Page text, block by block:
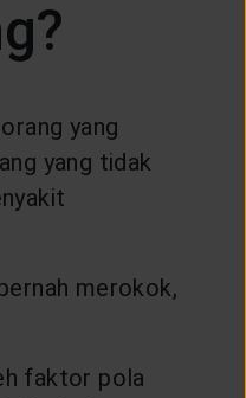
yang
yang tidak
merokok,
faktor pola